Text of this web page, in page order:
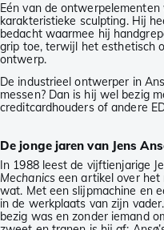
Eén van de
karakteristieke sculpting. Hij
bedacht waarmee hij
grip toe, terwijl het esthetisch
ontwerp.
De industrieel ontwerper in
messen? Dan is hij wel bezig
creditcardhouders of andere
De jonge jaren van Jens
In 1988 leest de vijftienjarige
Mechanicseen artikel over het
wat. Met een slijpmachine en
in de werkplaats van zijn
bezig was en zonder iemand